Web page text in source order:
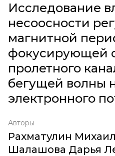
Исследование
несоосности
магнитной
фокусирующей
пролетного
бегущей волны
электронного
Авторы
Рахматулин
Шалашова Дарья